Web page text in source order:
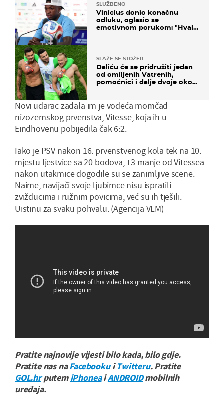
SLUŽBENO
Vinicius donio konačnu
odluku, oglasio se
emotivnom porukom: "Hvala
SLAŽE SE STOŽER
Daliću će se pridružiti jedan
od omiljenih Vatrenih,
pomoćnici i dalje dvoje oko
Novi udarac zadala im je vodeća momčad
nizozemskog prvenstva, Vitesse, koja ih u
Eindhovenu pobijedila čak 6:2.
Iako je PSV nakon 16. prvenstvenog kola tek na 10.
mjestu ljestvice sa 20 bodova, 13 manje od Vitessea
nakon utakmice dogodile su se zanimljive scene.
Naime, navijači svoje ljubimce nisu ispratili
zvižducima i ružnim povicima, već su ih tješili.
Uistinu za svaku pohvalu. (Agencija VLM)
Pratite najnovije vijesti bilo kada, bilo gdje.
Pratite nas naFacebookuiTwitteru. Pratite
GOL.hrputemiPhoneaiANDROIDmobilnih
uređaja.